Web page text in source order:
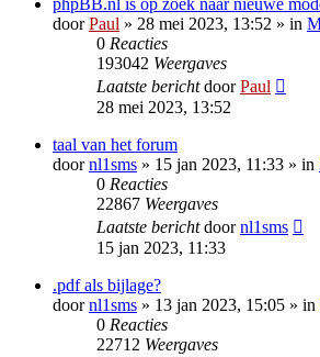
phpBB.nl is op zoek naar nieuwe
doorPaul » 28 mei 2023, 13:52 » in
0 Reacties
193042 Weergaves
Laatste berichtdoorPaul
28 mei 2023, 13:52
taal van het forum
doornl1sms » 15 jan 2023, 11:33 » in
0 Reacties
22867 Weergaves
Laatste berichtdoornl1sms
15 jan 2023, 11:33
.pdf als bijlage?
doornl1sms » 13 jan 2023, 15:05 » in
0 Reacties
22712 Weergaves